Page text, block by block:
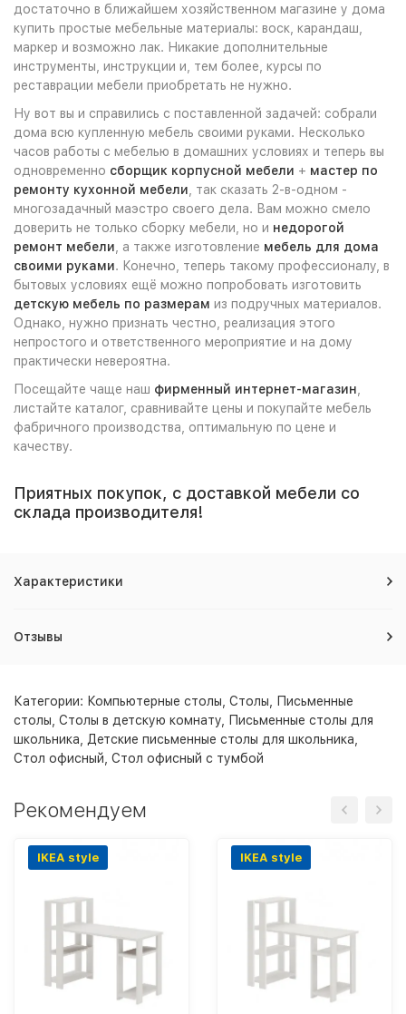
достаточно в ближайшем хозяйственном магазине у дома
купить простые мебельные материалы: воск, карандаш,
маркер и возможно лак. Никакие дополнительные
инструменты, инструкции и, тем более, курсы по
реставрации мебели приобретать не нужно.
Ну вот вы и справились с поставленной задачей: собрали
дома всю купленную мебель своими руками. Несколько
часов работы с мебелью в домашних условиях и теперь вы
одновременно сборщик корпусной мебели + мастер по
ремонту кухонной мебели , так сказать 2-в-одном -
многозадачный маэстро своего дела. Вам можно смело
доверить не только сборку мебели, но и недорогой
ремонт мебели , а также изготовление мебель для дома
своими руками. Конечно, теперь такому профессионалу, в
бытовых условиях ещё можно попробовать изготовить
детскую мебель по размерам из подручных материалов.
Однако, нужно признать честно, реализация этого
непростого и ответственного мероприятие и на дому
практически невероятна.
Посещайте чаще наш фирменный интернет-магазин
листайте каталог, сравнивайте цены и покупайте мебель
фабричного производства, оптимальную по цене и
качеству.
Приятных покупок, с доставкой мебели со
склада производителя!
Характеристики
Отзывы
Категории: Компьютерные столы Столы
Письменные
столы Столы в детскую комнату Письменные столы для
школьника
Детские письменные столы для школьника
Cтол офисный Стол офисный с тумбой
Рекомендуем
IKEA style IKEA style